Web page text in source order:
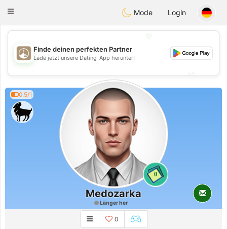
ahebik
Toggle
Mode Login
💖
💕
Finde deinen perfekten Partner
Lade jetzt unsere Dating-App herunter!
0.5/1
0
Medozarka
Länger her
0